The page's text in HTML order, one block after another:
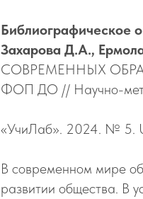
Библиографическое
Захарова Д.А.,
СОВРЕМЕННЫХ
ФОП ДО // Научно-
«УчиЛаб». 2024. № 5.
В современном мире
развитии общества. В